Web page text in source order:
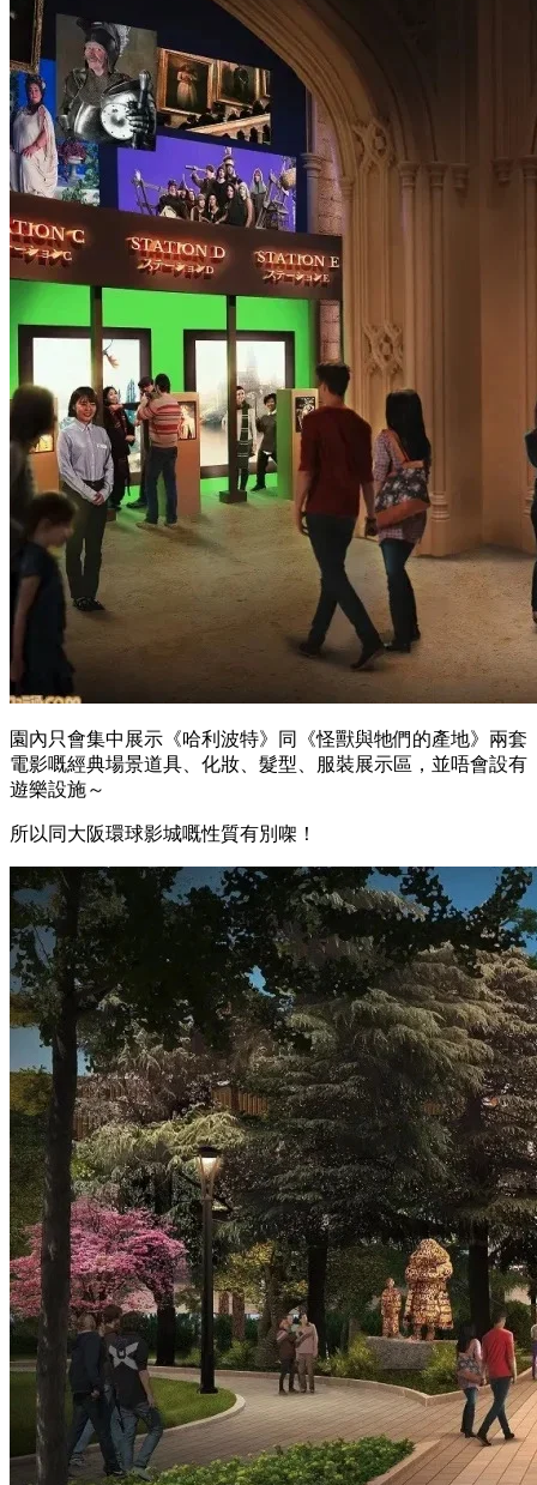
園內只會集中展示《哈利波特》同《怪獸與牠們的產地》兩套
電影嘅經典場景道具、化妝、髮型、服裝展示區，並唔會設有
遊樂設施～
所以同大阪環球影城嘅性質有別㗎！